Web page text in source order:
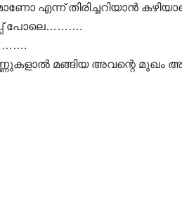
എന്ന് തിരിച്ചറിയാൻ
പോലെ……….
മങ്ങിയ അവന്റെ മുഖം